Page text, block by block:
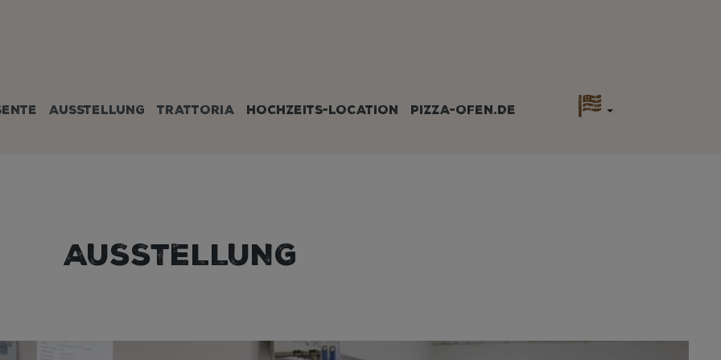
AUSSTELLUNG TRATTORIA HOCHZEITS-LOCATION PIZZA-OFEN.DE
AUSSTELLUNG